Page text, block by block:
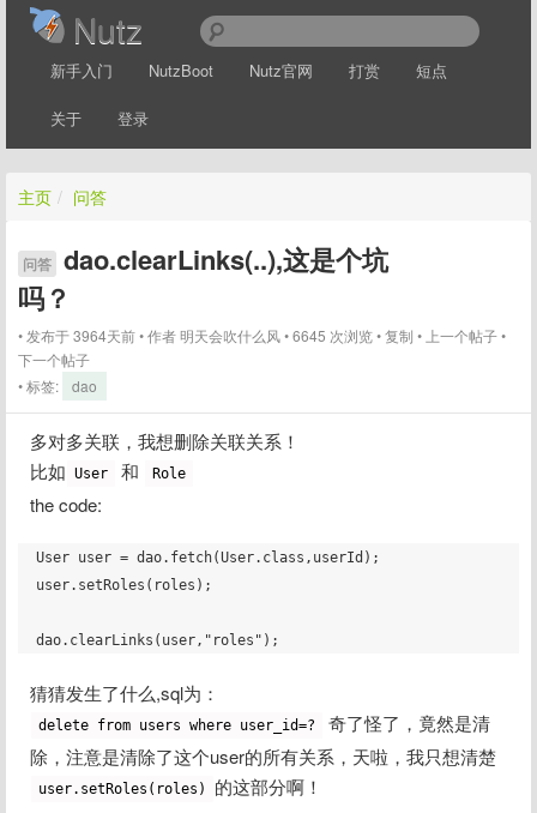
Nutz
新手入门 NutzBoot Nutz官网 打赏 短点
关于 登录
主页 / 问答
问答 dao.clearLinks(..),这是个坑
吗？
发布于 3964天前 作者明天会吹什么风 6645 次浏览 复制
上一个帖子
下一个帖子
标签:
dao
多对多关联，我想删除关联关系！
比如 User 和 Role
the code:
User user = dao.fetch(User.class,userId);
user.setRoles(roles);
delete from users where user_id=?
奇了怪了，竟然是清
除，注意是清除了这个user的所有关系，天啦，我只想清楚
user.setRoles(roles) 的这部分啊！